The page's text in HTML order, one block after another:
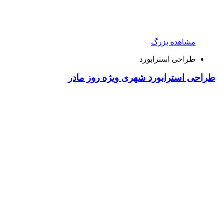
مشاهده بزرگ
طراحی استرابورد
طراحی استرابورد شهری ویژه روز مادر